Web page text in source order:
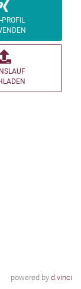
powered by d.vinci